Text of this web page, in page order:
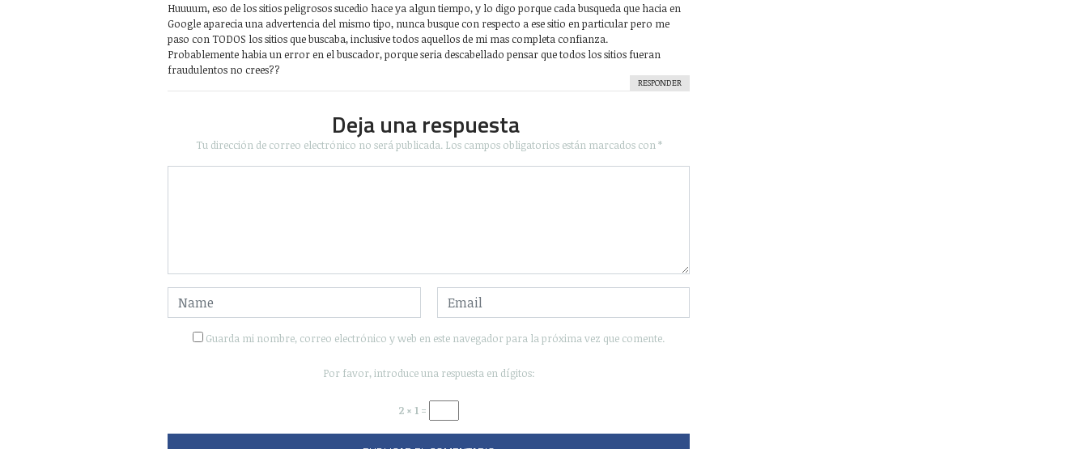
Huuuum, eso de los sitios peligrosos sucedio hace ya algun tiempo, y lo digo porque cada busqueda que hacia en
Google aparecia una advertencia del mismo tipo, nunca busque con respecto a ese sitio en particular pero me
paso con TODOS los sitios que buscaba, inclusive todos aquellos de mi mas completa confianza.
Probablemente habia un error en el buscador, porque seria descabellado pensar que todos los sitios fueran
fraudulentos no crees??
RESPONDER
Deja una respuesta
Tu dirección de correo electrónico no será publicada. Los campos obligatorios están marcados con*
Guarda mi nombre, correo electrónico y web en este navegador para la próxima vez que comente.
Por favor, introduce una respuesta en dígitos:
2 × 1 =